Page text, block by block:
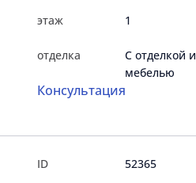
этаж 1
отделка
С отделкой и
мебелью
Консультация
ID 52365